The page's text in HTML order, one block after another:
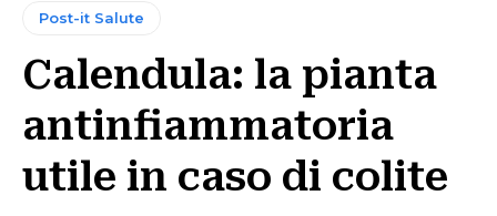
Post-it Salute
Calendula: la pianta
antinfiammatoria
utile in caso di colite